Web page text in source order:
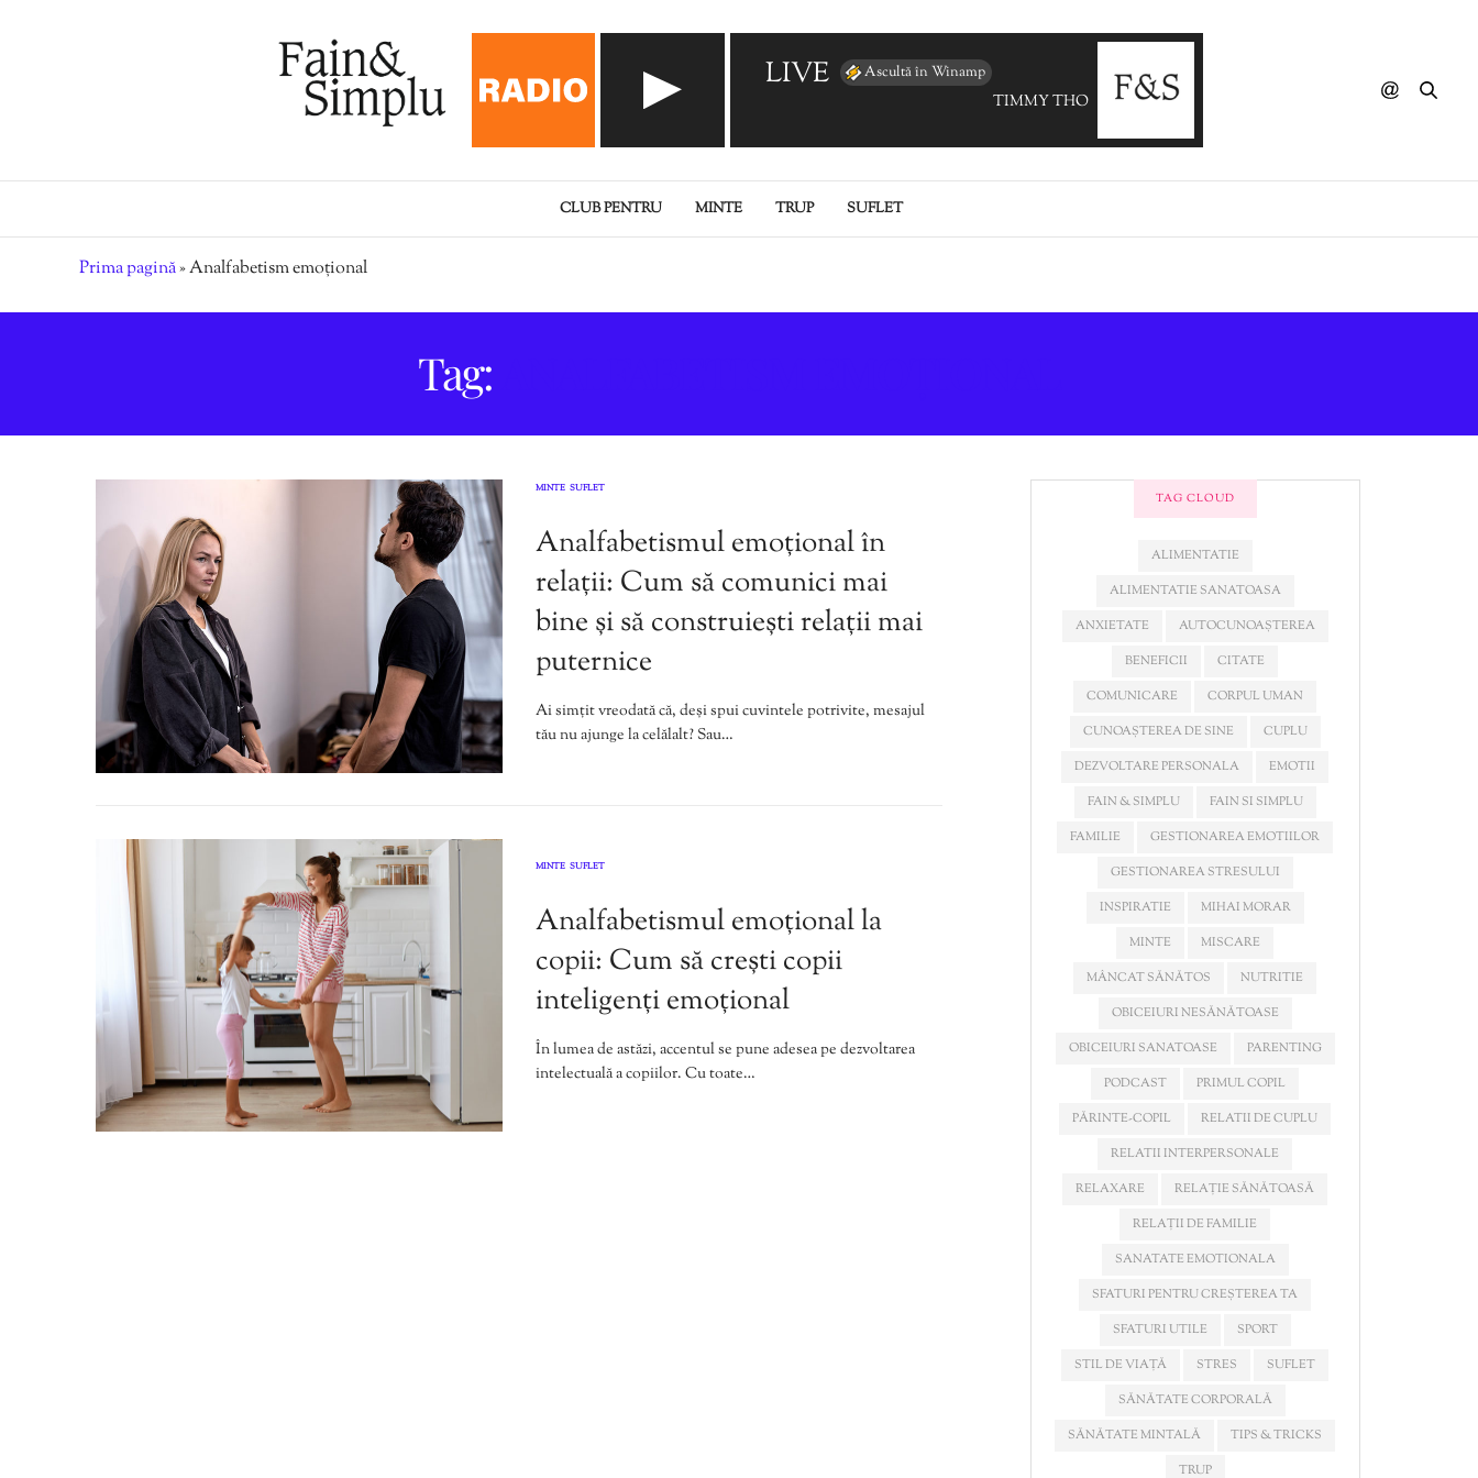
LIVE Ascultă în Winamp
TIMMY THOMAS VS CUBA GOODING - Why Can't We Live
CLUB PENTRU MINTE TRUP SUFLET
Prima pagină»Analfabetism emoțional
Tag:
MINTE SUFLET
Analfabetismul emoțional în
relații: Cum să comunici mai
bine și să construiești relații mai
puternice
Ai simțit vreodată că, deși spui cuvintele potrivite, mesajul
tău nu ajunge la celălalt? Sau…
MINTE SUFLET
Analfabetismul emoțional la
copii: Cum să crești copii
inteligenți emoțional
În lumea de astăzi, accentul se pune adesea pe dezvoltarea
intelectuală a copiilor. Cu toate…
TAG CLOUD
ALIMENTATIE
ALIMENTATIE SANATOASA
ANXIETATE
AUTOCUNOAȘTEREA
BENEFICII
CITATE
COMUNICARE
CORPUL UMAN
CUNOAȘTEREA DE SINE
CUPLU
DEZVOLTARE PERSONALA
EMOTII
FAIN & SIMPLU
FAIN SI SIMPLU
FAMILIE
GESTIONAREA EMOTIILOR
GESTIONAREA STRESULUI
INSPIRATIE
MIHAI MORAR
MINTE
MISCARE
MÂNCAT SĂNĂTOS
NUTRITIE
OBICEIURI NESĂNĂTOASE
OBICEIURI SANATOASE
PARENTING
PODCAST
PRIMUL COPIL
PĂRINTE-COPIL
RELATII DE CUPLU
RELATII INTERPERSONALE
RELAXARE
RELAȚIE SĂNĂTOASĂ
RELAȚII DE FAMILIE
SANATATE EMOTIONALA
SFATURI PENTRU CREȘTEREA TA
SFATURI UTILE
SPORT
STIL DE VIAȚĂ
STRES
SUFLET
SĂNĂTATE CORPORALĂ
SĂNĂTATE MINTALĂ
TIPS & TRICKS
TRUP